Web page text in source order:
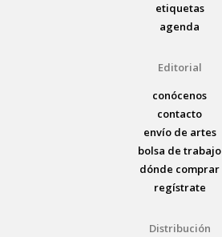
etiquetas
agenda
Editorial
conócenos
contacto
envío de artes
bolsa de trabajo
dónde comprar
regístrate
Distribución